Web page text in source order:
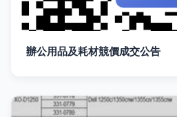
辦公用品及耗材競價成交公告